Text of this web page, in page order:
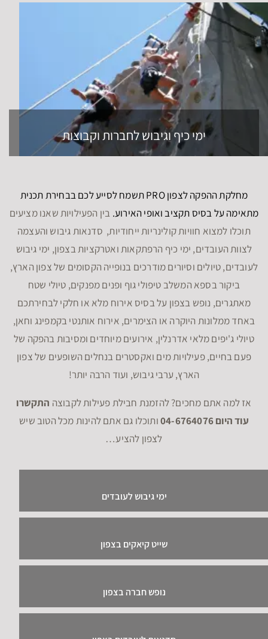
ימי כיף וגיבוש לחברות וקבוצות
מחלקת ההפקה לצפון PRO תשמח לסייע לכם בבחירת תכנית
מתאימה על בסיס תקציב ואופי האירוע. בין הפעילויות שאנו מציעים
תוכלו למצוא חוויות קולינריות ייחודיות, סדנאות גיבוש והעצמה
לצוות העובדים, ימי כיף הרפתקאות ואטרקציות בצפון, ימי גיבוש
לעובדים, טיולים וסיורים מודרכים בנופייה הקסומים של צפון הארץ,
ביקור בספא המשלב טיפולי גוף ופנים מפנקים, טיולי שטח
מאתגרים, נופש בצפון על בסיס אירוח מלא או חלקי לבחירתכם
באחד ממלונות היוקרה או הצימרים, אירוח אותנטי בקמפינג וחאן,
טיולי ג'יפים מלאי אדרנלין, אירועים מיוחדים ומסיבות בהפקה של
פעם בחיים, פעילויות מים ואקסטרים בנחלים השופעים של צפון
הארץ, ערבי גיבוש, ועוד הרבה יותר!
אז למה אתם מחכים? להזמנת חבילת פעילות לקבוצה התקשרו
עוד היום 04-6764076
ותוכלו גם אתם להינות מכל הטוב שיש
לצפון להציע…
ימי גיבוש לעובדים
שייט קיאקים בצפון
נופש חברה בצפון